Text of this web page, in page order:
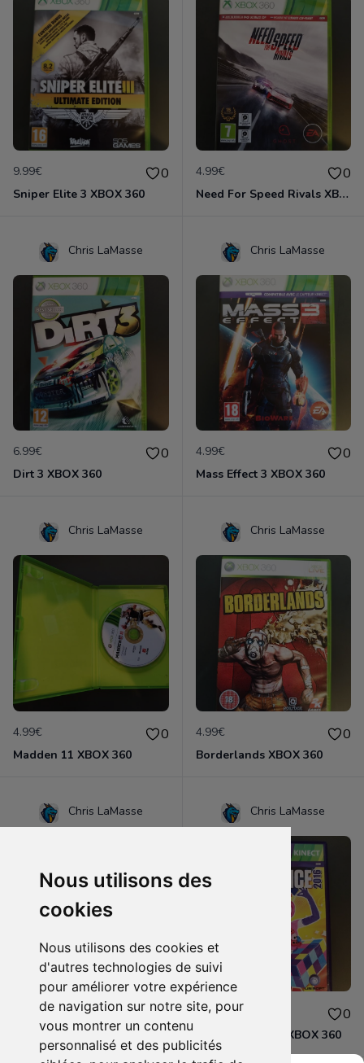
Nous utilisons des
cookies
Nous utilisons des cookies et
d'autres technologies de suivi
pour améliorer votre expérience
de navigation sur notre site, pour
vous montrer un contenu
personnalisé et des publicités
9.99€ 0
Sniper Elite 3 XBOX 360
4.99€ 0
Need For Speed Rivals XBOX 360
Chris LaMasse
6.99€ 0
Dirt 3 XBOX 360
Chris LaMasse
4.99€ 0
Mass Effect 3 XBOX 360
Chris LaMasse
4.99€ 0
Madden 11 XBOX 360
Chris LaMasse
4.99€ 0
Borderlands XBOX 360
Chris LaMasse
7.99€ 0
Assassin's Creed Rogue XBOX 360
Chris LaMasse
7.49€ 0
Just Dance 2016 XBOX 360